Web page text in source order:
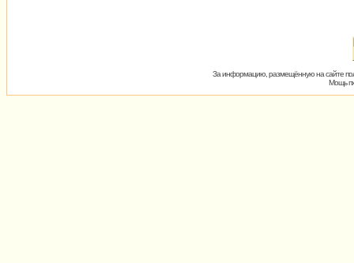
За информацию, размещённую на сайте
Мощь